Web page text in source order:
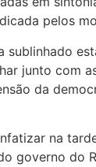
pelos
sublinhado
junto com
da
na
governo do